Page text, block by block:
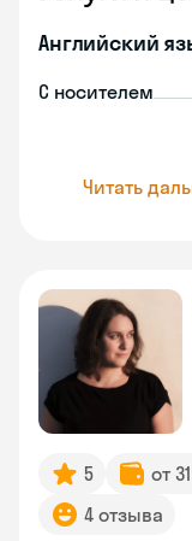
Английский
С носителем
Читать
5 от
4 отзыва